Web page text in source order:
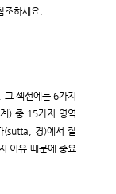
조하세요.
섹션에는 6가지
) 중 15가지 영역
(sutta, 경)에서 잘
이유 때문에 중요